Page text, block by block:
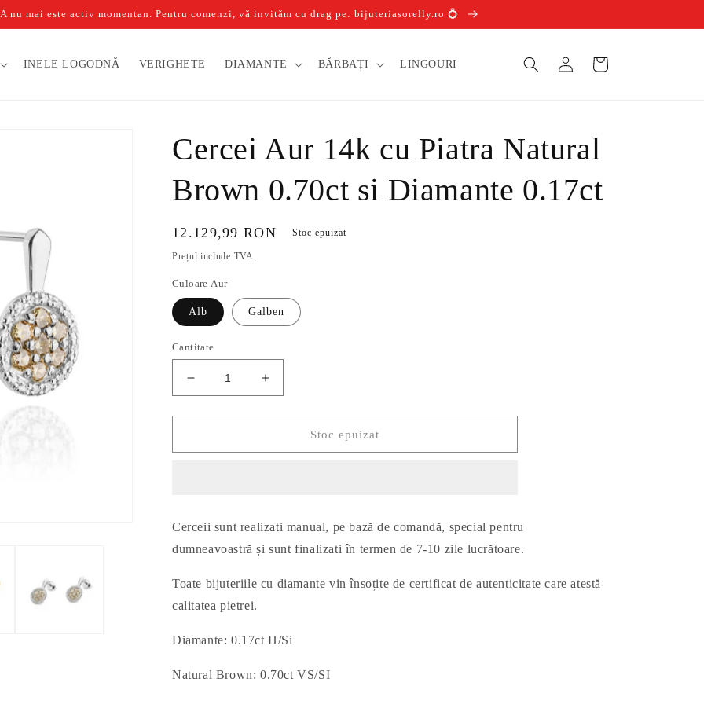
nu mai este activ momentan. Pentru comenzi, vă invităm cu drag pe: bijuteriasorelly.ro 💍
INELE LOGODNĂ VERIGHETE DIAMANTE BĂRBAȚI LINGOURI
Conectați-
Coș
Cercei Aur 14k cu Piatra Natural
Brown 0.70ct si Diamante 0.17ct
Preț
obișnuit
12.129,99 RON Stoc epuizat
Prețul include TVA.
Culoare Aur
Alb Galben
Cantitate
Reduceți
cantitatea
pentru
Aur
Brown
0.70ct
Diamante
0.17ct
Creșteți
cantitatea
pentru
Aur
Brown
0.70ct
Diamante
Stoc epuizat
Cerceii sunt realizati manual, pe bază de comandă, special pentru
dumneavoastră și sunt finalizati în termen de 7-10 zile lucrătoare.
Toate bijuteriile cu diamante vin însoțite de certificat de autenticitate care atestă
calitatea pietrei.
Diamante: 0.17ctH/Si
Natural Brown: 0.70ct VS/SI